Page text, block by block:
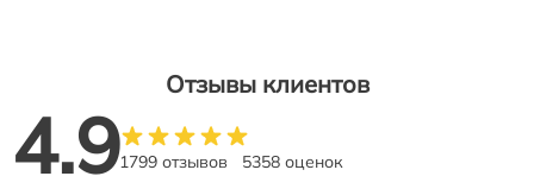
Отзывы клиентов
4.91799 отзывов 5358 оценок